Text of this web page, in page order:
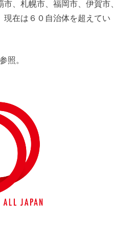
、札幌市、福岡市、伊賀市、
現在は６０自治体を超えてい
照。